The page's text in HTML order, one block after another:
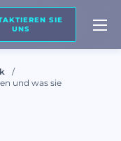
SIE
UNS
und was sie